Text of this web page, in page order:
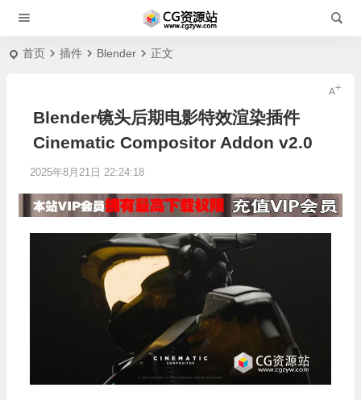
首页 插件 Blender 正文
Blender镜头后期电影特效渲染插件
Cinematic Compositor Addon v2.0
2025年8月21日 22:24:18